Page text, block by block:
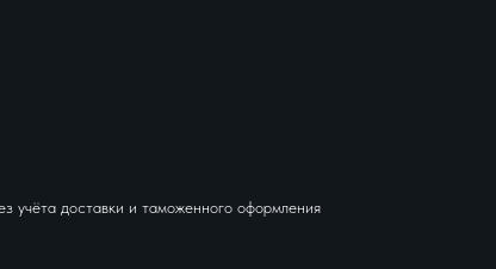
учёта доставки и таможенного оформления